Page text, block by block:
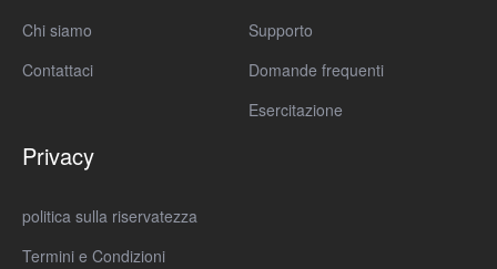
Chi siamo
Contattaci
Supporto
Domande frequenti
Esercitazione
Privacy
politica sulla riservatezza
Termini e Condizioni